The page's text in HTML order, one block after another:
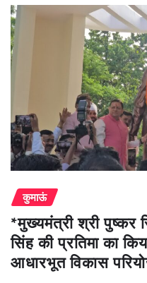
कुमाऊं
*मुख्यमंत्री श्री पुष्कर
सिंह की प्रतिमा का
आधारभूत विकास